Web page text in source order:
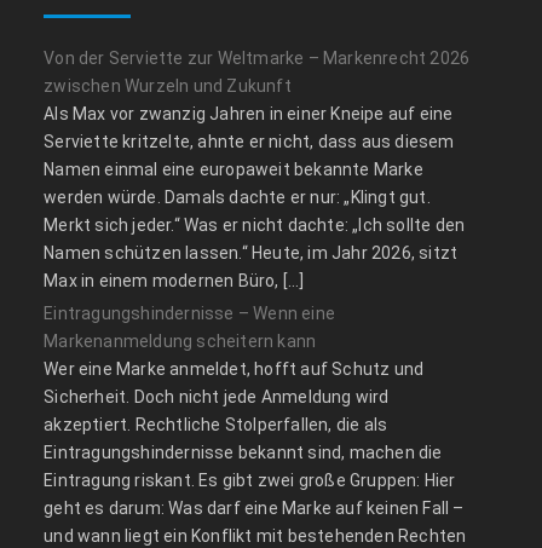
Von der Serviette zur Weltmarke – Markenrecht 2026
zwischen Wurzeln und Zukunft
Als Max vor zwanzig Jahren in einer Kneipe auf eine
Serviette kritzelte, ahnte er nicht, dass aus diesem
Namen einmal eine europaweit bekannte Marke
werden würde. Damals dachte er nur: „Klingt gut.
Merkt sich jeder.“ Was er nicht dachte: „Ich sollte den
Namen schützen lassen.“ Heute, im Jahr 2026, sitzt
Max in einem modernen Büro, […]
Eintragungshindernisse – Wenn eine
Markenanmeldung scheitern kann
Wer eine Marke anmeldet, hofft auf Schutz und
Sicherheit. Doch nicht jede Anmeldung wird
akzeptiert. Rechtliche Stolperfallen, die als
Eintragungshindernisse bekannt sind, machen die
Eintragung riskant. Es gibt zwei große Gruppen: Hier
geht es darum: Was darf eine Marke auf keinen Fall –
und wann liegt ein Konflikt mit bestehenden Rechten